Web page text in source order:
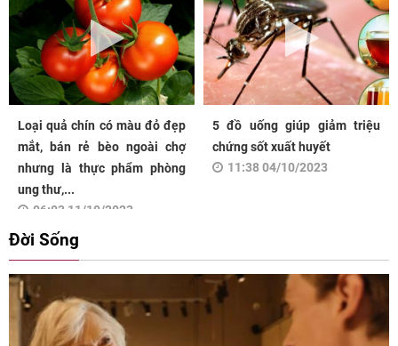
Loại quả chín có màu đỏ đẹp
mắt, bán rẻ bèo ngoài chợ
nhưng là thực phẩm phòng
ung thư,...
06:03 11/10/2023
5 đồ uống giúp giảm triệu
chứng sốt xuất huyết
11:38 04/10/2023
Đời Sống